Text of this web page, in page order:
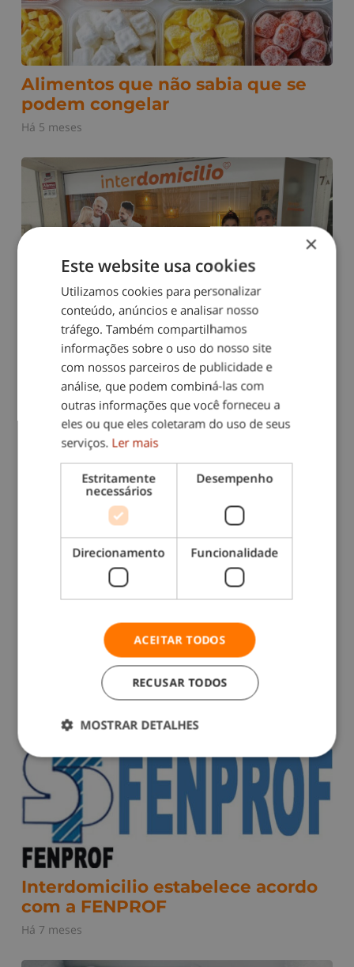
Alimentos que não sabia que se
podem congelar
Há 5 meses
INTERDOMICILIO CHEGA AO
DISTRITO DE SETÚBAL
Há 5 meses
Exercícios para maiores de 70
anos: como se manter ativo e
Interdomicilio estabelece acordo
com a FENPROF
Há 7 meses
×
Este website usa cookies
Utilizamos cookies para personalizar
conteúdo, anúncios e analisar nosso
tráfego. Também compartilhamos
informações sobre o uso do nosso site
com nossos parceiros de publicidade e
análise, que podem combiná-las com
outras informações que você forneceu a
eles ou que eles coletaram do uso de seus
serviços. Ler mais
Estritamente
necessários
Desempenho
Direcionamento Funcionalidade
ACEITAR TODOS
RECUSAR TODOS
MOSTRAR DETALHES